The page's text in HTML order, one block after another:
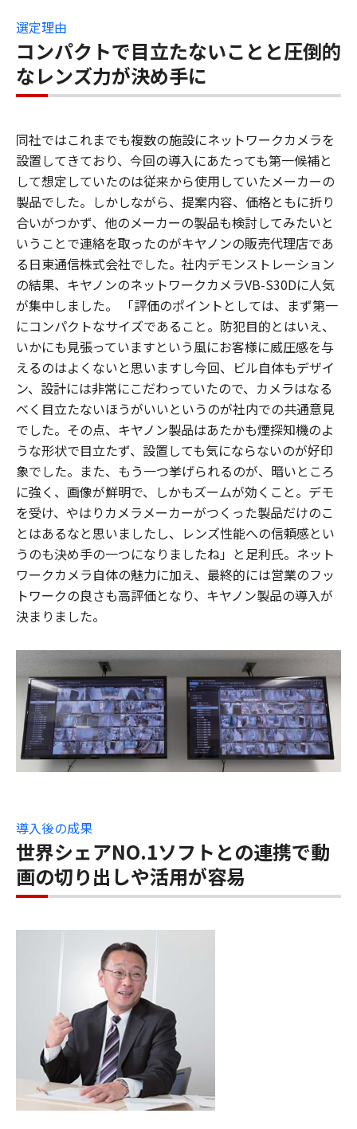
選定理由
コンパクトで目立たないことと圧倒的
なレンズ力が決め手に
同社ではこれまでも複数の施設にネットワークカメラを
設置してきており、今回の導入にあたっても第一候補と
して想定していたのは従来から使用していたメーカーの
製品でした。しかしながら、提案内容、価格ともに折り
合いがつかず、他のメーカーの製品も検討してみたいと
いうことで連絡を取ったのがキヤノンの販売代理店であ
る日東通信株式会社でした。社内デモンストレーション
の結果、キヤノンのネットワークカメラVB-S30Dに人気
が集中しました。 「評価のポイントとしては、まず第一
にコンパクトなサイズであること。防犯目的とはいえ、
いかにも見張っていますという風にお客様に威圧感を与
えるのはよくないと思いますし今回、ビル自体もデザイ
ン、設計には非常にこだわっていたので、カメラはなる
べく目立たないほうがいいというのが社内での共通意見
でした。その点、キヤノン製品はあたかも煙探知機のよ
うな形状で目立たず、設置しても気にならないのが好印
象でした。また、もう一つ挙げられるのが、暗いところ
に強く、画像が鮮明で、しかもズームが効くこと。デモ
を受け、やはりカメラメーカーがつくった製品だけのこ
とはあるなと思いましたし、レンズ性能への信頼感とい
うのも決め手の一つになりましたね」と足利氏。ネット
ワークカメラ自体の魅力に加え、最終的には営業のフッ
トワークの良さも高評価となり、キヤノン製品の導入が
決まりました。
導入後の成果
世界シェアNO.1ソフトとの連携で動
画の切り出しや活用が容易